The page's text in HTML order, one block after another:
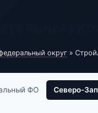
округ »
ФО Северо-